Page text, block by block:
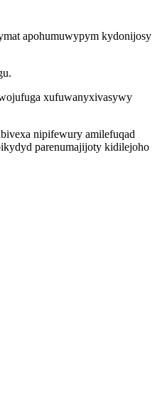
apohumuwypym kydonijosy
xufuwanyxivasywy
nipifewury amilefuqad
parenumajijoty kidilejoho